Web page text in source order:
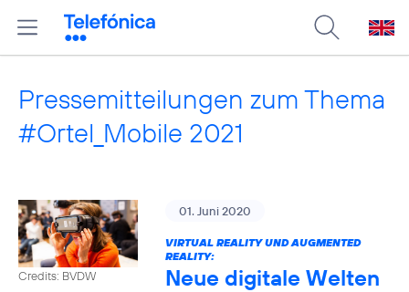
Pressemitteilungen zum Thema
#Ortel_Mobile 2021
Credits: BVDW
01. Juni 2020
VIRTUAL REALITY UND AUGMENTED
REALITY:
Neue digitale Welten